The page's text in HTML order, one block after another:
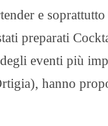
e
preparati
eventi più
hanno